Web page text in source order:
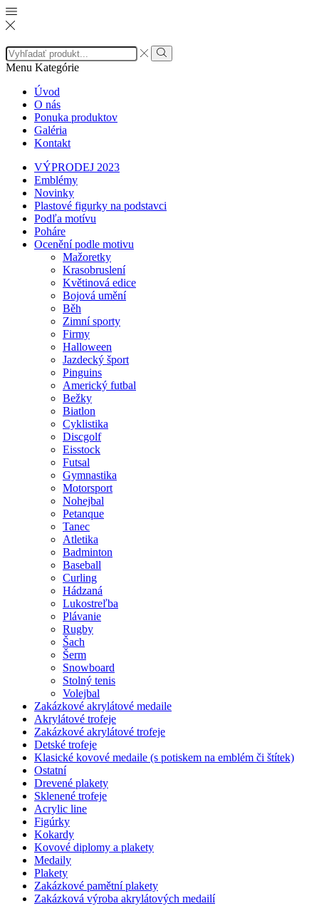
Search
input
Search
Menu Kategórie
Úvod
O nás
Ponuka produktov
Galéria
Kontakt
VÝPRODEJ 2023
Emblémy
Novinky
Plastové figurky na podstavci
Podľa motívu
Poháre
Ocenění podle motivu
Mažoretky
Krasobruslení
Květinová edice
Bojová umění
Běh
Zimní sporty
Firmy
Halloween
Jazdecký šport
Pinguins
Americký futbal
Bežky
Biatlon
Cyklistika
Discgolf
Eisstock
Futsal
Gymnastika
Motorsport
Nohejbal
Petanque
Tanec
Atletika
Badminton
Baseball
Curling
Hádzaná
Lukostreľba
Plávanie
Rugby
Šach
Šerm
Snowboard
Stolný tenis
Volejbal
Zakázkové akrylátové medaile
Akrylátové trofeje
Zakázkové akrylátové trofeje
Detské trofeje
Klasické kovové medaile (s potiskem na emblém či štítek)
Ostatní
Drevené plakety
Sklenené trofeje
Acrylic line
Figúrky
Kokardy
Kovové diplomy a plakety
Medaily
Plakety
Zakázkové pamětní plakety
Zakázková výroba akrylátových medailí